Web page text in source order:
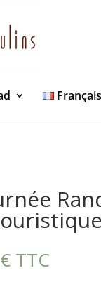
Français
€ TTC